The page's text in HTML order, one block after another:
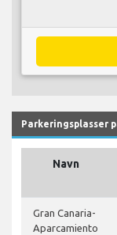
Parkeringsplasser
Navn
Gran Canaria-
Aparcamiento